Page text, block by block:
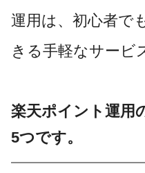
運用は、初心者で
きる手軽なサービ
楽天ポイント運用
5つです。